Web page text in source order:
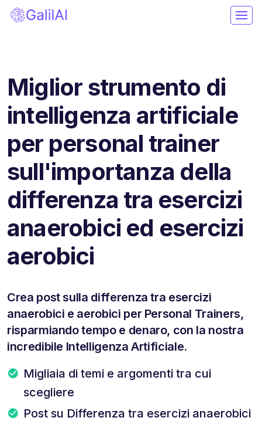
Miglior strumento di
intelligenza artificiale
per personal trainer
sull'importanza della
differenza tra esercizi
anaerobici ed esercizi
aerobici
Crea post sulla differenza tra esercizi
anaerobici e aerobici per Personal Trainers,
risparmiando tempo e denaro, con la nostra
incredibile Intelligenza Artificiale.
Migliaia di temi e argomenti tra cui
scegliere
Post su Differenza tra esercizi anaerobici